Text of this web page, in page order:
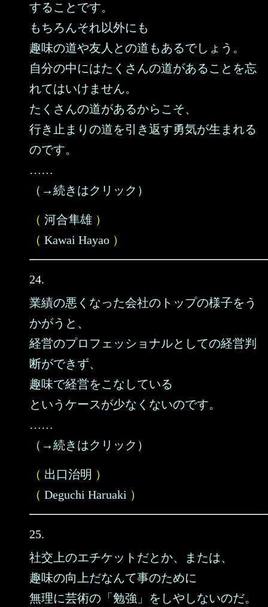
することです。
もちろんそれ以外にも
趣味の道や友人との道もあるでしょう。
自分の中にはたくさんの道があることを忘
れてはいけません。
たくさんの道があるからこそ、
行き止まりの道を引き返す勇気が生まれる
のです。
……
（→続きはクリック）
（ 河合隼雄 ）
（ Kawai Hayao ）
24.
業績の悪くなった会社のトップの様子をう
かがうと、
経営のプロフェッショナルとしての経営判
断ができず、
趣味で経営をこなしている
というケースが少なくないのです。
……
（→続きはクリック）
（ 出口治明 ）
（ Deguchi Haruaki ）
25.
社交上のエチケットだとか、または、
趣味の向上だなんて事のために
無理に芸術の「勉強」をしやしないのだ。